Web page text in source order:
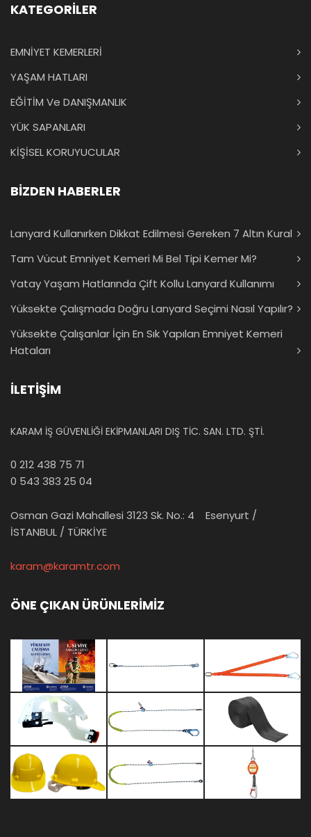
KATEGORİLER
EMNİYET KEMERLERİ
YAŞAM HATLARI
EĞİTİM Ve DANIŞMANLIK
YÜK SAPANLARI
KİŞİSEL KORUYUCULAR
BİZDEN HABERLER
Lanyard Kullanırken Dikkat Edilmesi Gereken 7 Altın Kural
Tam Vücut Emniyet Kemeri Mi Bel Tipi Kemer Mi?
Yatay Yaşam Hatlarında Çift Kollu Lanyard Kullanımı
Yüksekte Çalışmada Doğru Lanyard Seçimi Nasıl Yapılır?
Yüksekte Çalışanlar İçin En Sık Yapılan Emniyet Kemeri
Hataları
İLETİŞİM
KARAM İŞ GÜVENLİĞİ EKİPMANLARI DIŞ TİC. SAN. LTD. ŞTİ.
0 212 438 75 71
0 543 383 25 04
Osman Gazi Mahallesi 3123 Sk. No.: 4 Esenyurt /
İSTANBUL / TÜRKİYE
karam@karamtr.com
ÖNE ÇIKAN ÜRÜNLERİMİZ